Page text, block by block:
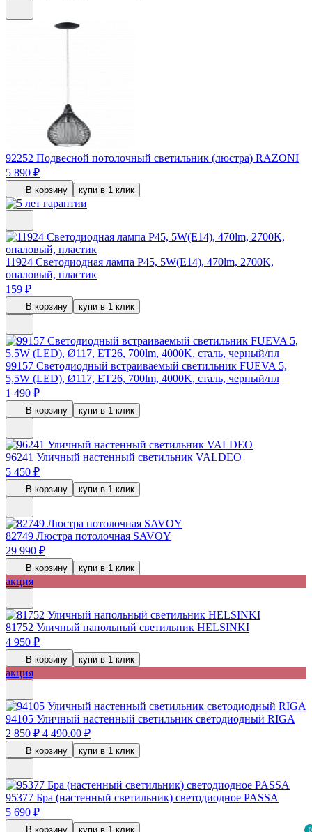
0
92252 Подвесной потолочный светильник (люстра) RAZONI
5 890 ₽
В корзину купи в 1 клик
11924 Светодиодная лампа P45, 5W(E14), 470lm, 2700K,
опаловый, пластик
159 ₽
В корзину купи в 1 клик
99157 Светодиодный встраиваемый светильник FUEVA 5,
5,5W (LED), Ø117, ET26, 700lm, 4000K, сталь, черный/пл
1 490 ₽
В корзину купи в 1 клик
96241 Уличный настенный светильник VALDEO
5 450 ₽
В корзину купи в 1 клик
82749 Люстра потолочная SAVOY
29 990 ₽
В корзину купи в 1 клик
акция
81752 Уличный напольный светильник HELSINKI
4 950 ₽
В корзину купи в 1 клик
акция
94105 Уличный настенный светильник светодиодный RIGA
2 850 ₽ 4 490.00 ₽
В корзину купи в 1 клик
95377 Бра (настенный светильник) светодиодное PASSA
5 690 ₽
В корзину купи в 1 клик